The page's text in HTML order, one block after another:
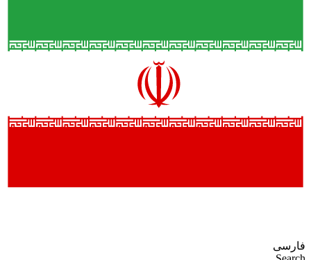
فارسی